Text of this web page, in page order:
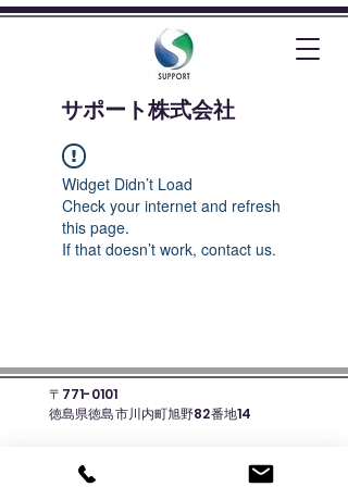
​サポート株式会社
Widget Didn’t Load
Check your internet and refresh
this page.
If that doesn’t work, contact us.
〒771-0101
徳島県徳島市川内町旭野82番地14
☎088-678-8135